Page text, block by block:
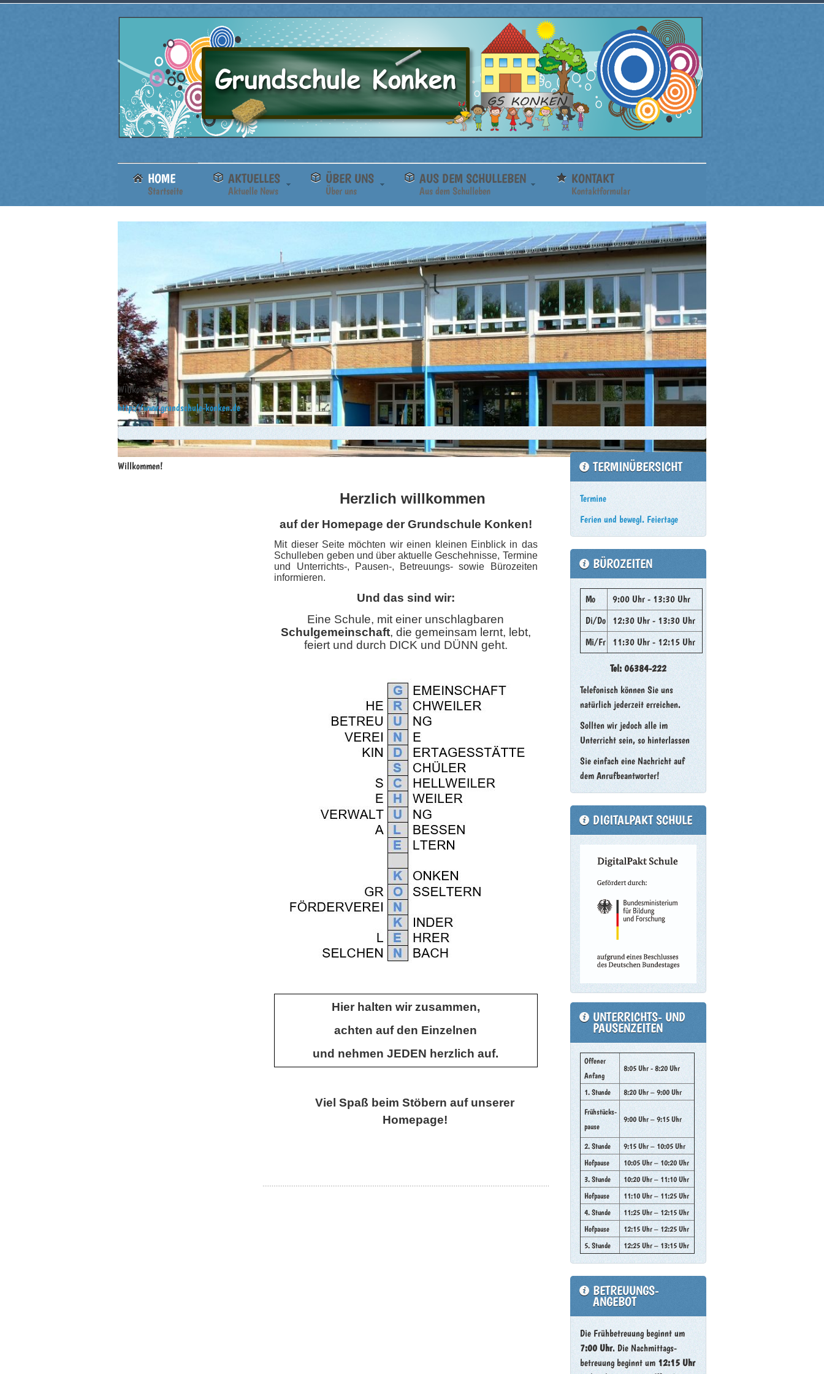
HOME
Startseite
AKTUELLES
Aktuelle News
ÜBER UNS
Über uns
AUS DEM SCHULLEBEN
Aus dem Schulleben
KONTAKT
Kontaktformular
Willkommen!
Startseite
Willkommen!
http://www.grundschule-konken.de
Herzlich willkommen
auf der Homepage der Grundschule Konken!
Mit dieser Seite möchten wir einen kleinen Einblick in das
Schulleben geben und über aktuelle Geschehnisse, Termine
und Unterrichts-, Pausen-, Betreuungs- sowie Bürozeiten
informieren.
Und das sind wir:
Eine Schule, mit einer unschlagbaren
Schulgemeinschaft, die gemeinsam lernt, lebt,
feiert und durch DICK und DÜNN geht.
Hier halten wir zusammen,
achten auf den Einzelnen
und nehmen JEDEN herzlich auf.
Viel Spaß beim Stöbern auf unserer
Homepage!
TERMINÜBERSICHT
Termine
Ferien und bewegl. Feiertage
BÜROZEITEN
Mo
9:00 Uhr - 13:30 Uhr
Di/Do 12:30 Uhr - 13:30 Uhr
Mi/Fr
11:30 Uhr - 12:15 Uhr
Tel: 06384-222
Telefonisch können Sie uns
natürlich jederzeit erreichen.
Sollten wir jedoch alle im
Unterricht sein, so hinterlassen
Sie einfach eine Nachricht auf
dem Anrufbeantworter!
DIGITALPAKT SCHULE
UNTERRICHTS- UND
PAUSENZEITEN
Offener
Anfang
8:05 Uhr - 8:20 Uhr
1. Stunde
8:20 Uhr – 9:00 Uhr
Frühstücks-
pause
9:00 Uhr – 9:15 Uhr
2. Stunde
9:15 Uhr – 10:05 Uhr
Hofpause
10:05 Uhr – 10:20 Uhr
3. Stunde
10:20 Uhr – 11:10 Uhr
Hofpause
11:10 Uhr – 11:25 Uhr
4. Stunde
11:25 Uhr – 12:15 Uhr
Hofpause
12:15 Uhr – 12:25 Uhr
5. Stunde
12:25 Uhr – 13:15 Uhr
BETREUUNGS-
ANGEBOT
Die Frühbetreuung beginnt um
7:00 Uhr. Die Nachmittags-
betreuung beginnt um12:15 Uhr